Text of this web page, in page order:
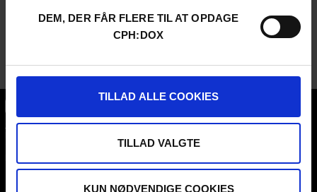
DEM, DER FÅR FLERE TIL AT OPDAGE
CPH:DOX
TILLAD ALLE COOKIES
TILLAD VALGTE
KUN NØDVENDIGE COOKIES
CPH:DOX